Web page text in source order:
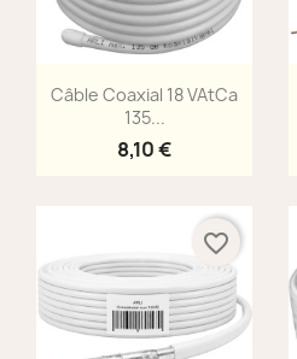
Aperçu rapide
Câble Coaxial 18 VAtCa
135...
8,10 €
favorite_border